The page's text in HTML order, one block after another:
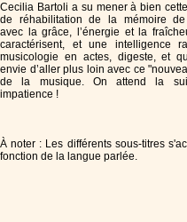
Cecilia Bartoli a su mener à bien
de réhabilitation de la mémoire de
avec la grâce, l’énergie et la
caractérisent, et une intelligence
musicologie en actes, digeste, et
envie d’aller plus loin avec ce
de la musique. On attend la
impatience !
À noter : Les différents sous-titres
fonction de la langue parlée.